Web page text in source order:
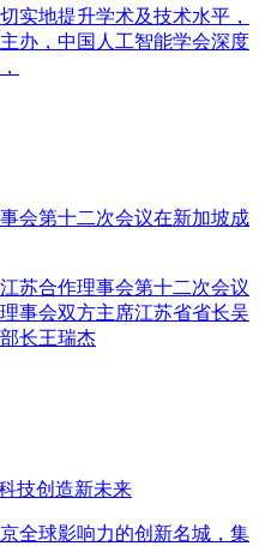
实地提升学术及技术水平，
办，中国人工智能学会深度
会第十二次会议在新加坡成
苏合作理事会第十二次会议
事会双方主席江苏省省长吴
长王瑞杰
技创造新未来
全球影响力的创新名城，集